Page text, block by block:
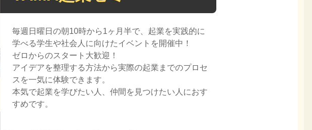
毎週日曜日の朝10時から1ヶ月半で、起業を実践的に
学べる学生や社会人に向けたイベントを開催中！
ゼロからのスタート大歓迎！
アイデアを整理する方法から実際の起業までのプロセ
スを一気に体験できます。
本気で起業を学びたい人、仲間を見つけたい人におす
すめです。